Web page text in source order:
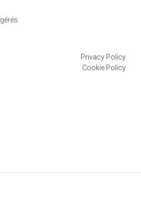
Privacy Policy
Cookie Policy